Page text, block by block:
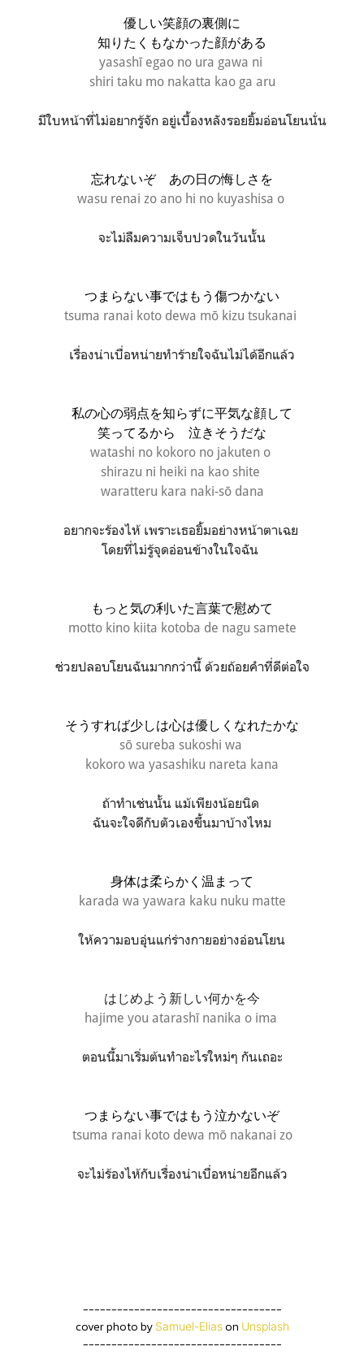
優しい笑顔の裏側に
知りたくもなかった顔がある
yasashī egao no ura gawa ni
shiri taku mo nakatta kao ga aru
มีใบหน้าที่ไม่อยากรู้จัก อยู่เบื้องหลังรอยยิ้มอ่อนโยนนั่น
忘れないぞ あの日の悔しさを
wasu renai zo ano hi no kuyashisa o
จะไม่ลืมความเจ็บปวดในวันนั้น
つまらない事ではもう傷つかない
tsuma ranai koto dewa mō kizu tsukanai
เรื่องน่าเบื่อหน่ายทำร้ายใจฉันไม่ได้อีกแล้ว
私の心の弱点を知らずに平気な顔して
笑ってるから 泣きそうだな
watashi no kokoro no jakuten o
shirazu ni heiki na kao shite
waratteru kara naki-sō dana
อยากจะร้องไห้ เพราะเธอยิ้มอย่างหน้าตาเฉย
โดยที่ไม่รู้จุดอ่อนข้างในใจฉัน
もっと気の利いた言葉で慰めて
motto kino kiita kotoba de nagu samete
ช่วยปลอบโยนฉันมากกว่านี้ ด้วยถ้อยคำที่ดีต่อใจ
そうすれば少しは心は優しくなれたかな
sō sureba sukoshi wa
kokoro wa yasashiku nareta kana
ถ้าทำเช่นนั้น แม้เพียงน้อยนิด
ฉันจะใจดีกับตัวเองขึ้นมาบ้างไหม
身体は柔らかく温まって
karada wa yawara kaku nuku matte
ให้ความอบอุ่นแก่ร่างกายอย่างอ่อนโยน
はじめよう新しい何かを今
hajime you atarashī nanika o ima
ตอนนี้มาเริ่มต้นทำอะไรใหม่ๆ กันเถอะ
つまらない事ではもう泣かないぞ
tsuma ranai koto dewa mō nakanai zo
จะไม่ร้องไห้กับเรื่องน่าเบื่อหน่ายอีกแล้ว
-----------------------------------
cover photo by Samuel-Eliason Unsplash
-----------------------------------